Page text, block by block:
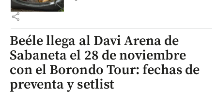
share
Beéle llega al Davi Arena de
Sabaneta el 28 de noviembre
con el Borondo Tour: fechas de
preventa y setlist